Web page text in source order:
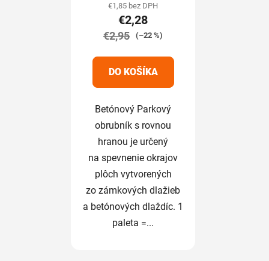
€1,85 bez DPH
€2,28
€2,95 (–22 %)
DO KOŠÍKA
Betónový Parkový
obrubník s rovnou
hranou je určený
na spevnenie okrajov
plôch vytvorených
zo zámkových dlažieb
a betónových dlaždíc. 1
paleta =...